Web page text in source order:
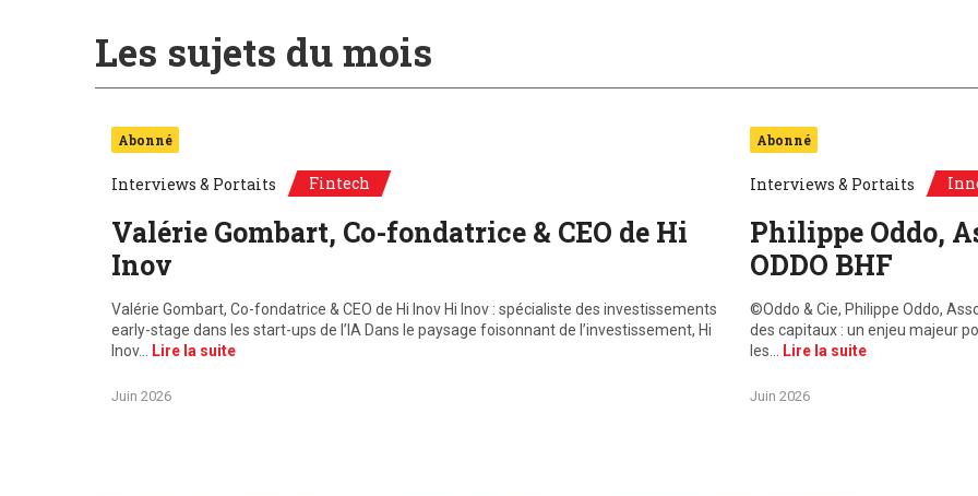
Les sujets du mois
Abonné
Interviews & Portaits Fintech
Valérie Gombart, Co-fondatrice & CEO de Hi
Inov
Valérie Gombart, Co-fondatrice & CEO de Hi Inov Hi Inov : spécialiste des investissements
early-stage dans les start-ups de l’IA Dans le paysage foisonnant de l’investissement, Hi
Inov…
Lire la suite
Juin 2026
Abonné
Interviews & Portaits
Philippe Oddo,
ODDO BHF
©Oddo & Cie, Philippe Oddo,
des capitaux : un enjeu majeur
les…
Lire la suite
Juin 2026